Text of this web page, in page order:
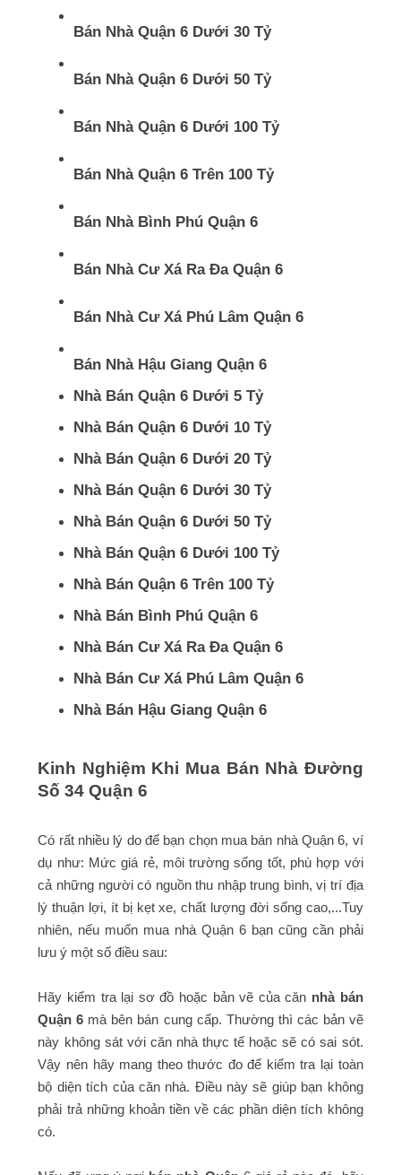
Bán Nhà Quận 6 Dưới 30 Tỷ
Bán Nhà Quận 6 Dưới 50 Tỷ
Bán Nhà Quận 6 Dưới 100 Tỷ
Bán Nhà Quận 6 Trên 100 Tỷ
Bán Nhà Bình Phú Quận 6
Bán Nhà Cư Xá Ra Đa Quận 6
Bán Nhà Cư Xá Phú Lâm Quận 6
Bán Nhà Hậu Giang Quận 6
Nhà Bán Quận 6 Dưới 5 Tỷ
Nhà Bán Quận 6 Dưới 10 Tỷ
Nhà Bán Quận 6 Dưới 20 Tỷ
Nhà Bán Quận 6 Dưới 30 Tỷ
Nhà Bán Quận 6 Dưới 50 Tỷ
Nhà Bán Quận 6 Dưới 100 Tỷ
Nhà Bán Quận 6 Trên 100 Tỷ
Nhà Bán Bình Phú Quận 6
Nhà Bán Cư Xá Ra Đa Quận 6
Nhà Bán Cư Xá Phú Lâm Quận 6
Nhà Bán Hậu Giang Quận 6
Kinh Nghiệm Khi Mua Bán Nhà Đường
Số 34 Quận 6
Có rất nhiều lý do để bạn chọn mua bán nhà Quận 6, ví
dụ như: Mức giá rẻ, môi trường sống tốt, phù hợp với
cả những người có nguồn thu nhập trung bình, vị trí địa
lý thuận lợi, ít bị kẹt xe, chất lượng đời sống cao,...Tuy
nhiên, nếu muốn mua nhà Quận 6 bạn cũng cần phải
lưu ý một số điều sau:
Hãy kiểm tra lại sơ đồ hoặc bản vẽ của căn nhà bán
Quận 6 mà bên bán cung cấp. Thường thì các bản vẽ
này không sát với căn nhà thực tế hoặc sẽ có sai sót.
Vậy nên hãy mang theo thước đo để kiểm tra lại toàn
bộ diện tích của căn nhà. Điều này sẽ giúp bạn không
phải trả những khoản tiền về các phần diện tích không
có.